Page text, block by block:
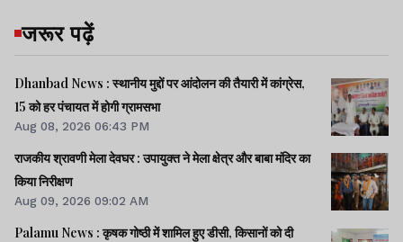
जरूर पढ़ें
Dhanbad News : स्थानीय मुद्दों पर आंदोलन की तैयारी में कांग्रेस,
15 को हर पंचायत में होगी ग्रामसभा
Aug 08, 2026 06:43 PM
राजकीय श्रावणी मेला देवघर : उपायुक्त ने मेला क्षेत्र और बाबा मंदिर का
किया निरीक्षण
Aug 09, 2026 09:02 AM
Palamu News : कृषक गोष्ठी में शामिल हुए डीसी, किसानों को दी